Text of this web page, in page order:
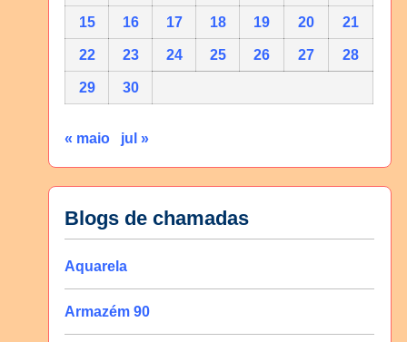
15 16 17 18 19 20 21
22 23 24 25 26 27 28
29 30
« maio jul »
Blogs de chamadas
Aquarela
Armazém 90